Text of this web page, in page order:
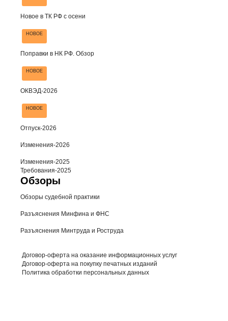
Новое в ТК РФ с осени
НОВОЕ
Поправки в НК РФ. Обзор
НОВОЕ
ОКВЭД-2026
НОВОЕ
Отпуск-2026
Изменения-2026
Изменения-2025
Требования-2025
Обзоры
Обзоры судебной практики
Разъяснения Минфина и ФНС
Разъяснения Минтруда и Роструда
Договор-оферта на оказание информационных услуг
Договор-оферта на покупку печатных изданий
Политика обработки персональных данных